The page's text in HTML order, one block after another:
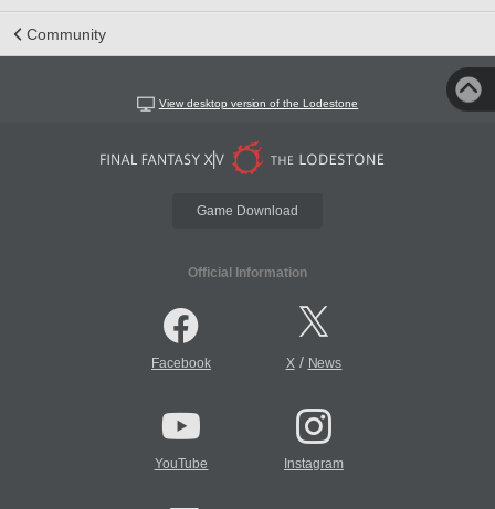
Community
View desktop version of the Lodestone
Game Download
Official Information
Facebook X/ News
YouTube Instagram